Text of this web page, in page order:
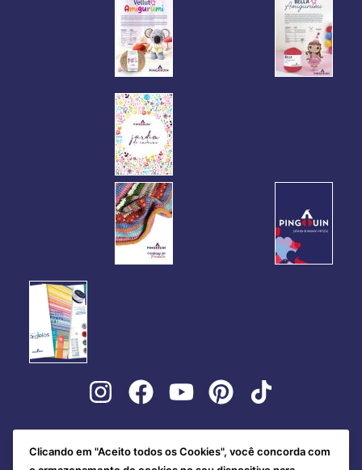
Clicando em "Aceito todos os Cookies", você concorda com